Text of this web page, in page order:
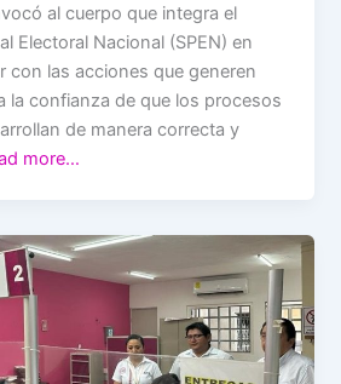
al cuerpo que integra el
Electoral Nacional (SPEN) en
con las acciones que generen
la confianza de que los procesos
de manera correcta y
more…